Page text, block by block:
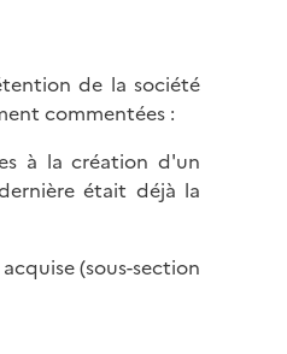
de la société
commentées :
à la création d'un
était déjà la
(sous-section